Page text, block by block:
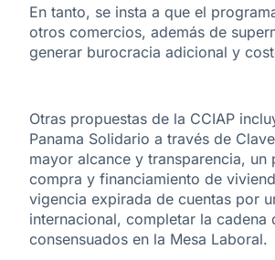
En tanto, se insta a que el
otros comercios, además de
generar burocracia adicional y
Otras propuestas de la CCIAP
Panama Solidario a través de
mayor alcance y transparencia,
compra y financiamiento de
vigencia expirada de cuentas por
internacional, completar la
consensuados en la Mesa Laboral.